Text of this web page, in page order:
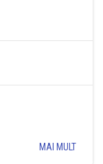
MAI MULT